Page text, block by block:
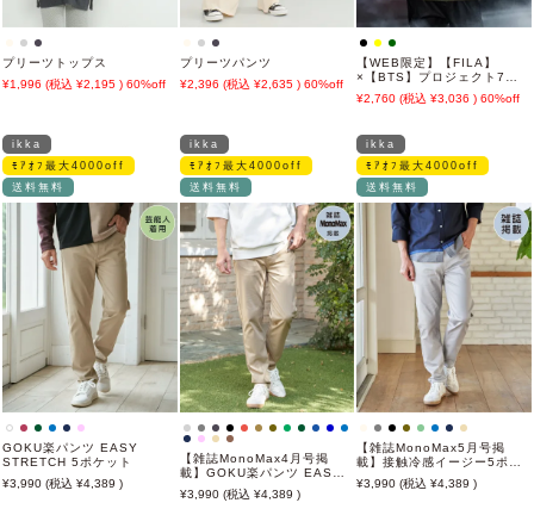
プリーツトップス
1,996
2,195 60%off
プリーツパンツ
2,396
2,635 60%off
【WEB限定】【FILA】
×【BTS】プロジェクト7パ
2,760 3,036 60%off
ikka
ﾓｱｵﾌ最大4000off
送料無料
GOKU楽パンツ EASY
STRETCH 5ポケット
3,990
4,389
ikka
ﾓｱｵﾌ最大4000off
送料無料
【雑誌MonoMax4月号掲
載】GOKU楽パンツ EASY
STRETCH 5ポケット「小泉
孝太郎さん着用モデル」
3,990 4,389
ikka
ﾓｱｵﾌ最大4000off
送料無料
【雑誌MonoMax5月号掲
載】接触冷感イージー5ポケ
3,990 4,389